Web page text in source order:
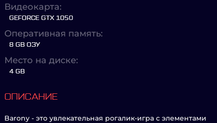
Видеокарта:
GEFORCE GTX 1050
Оперативная память:
8 GB ОЗУ
Место на диске:
4 GB
ОПИСАНИЕ
Barony - это увлекательная рогалик-игра с элементами